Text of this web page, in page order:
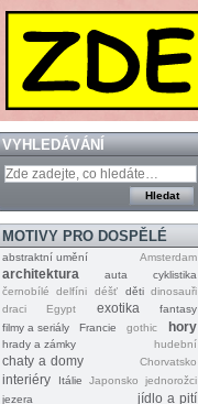
VYHLEDÁVÁNÍ
MOTIVY PRO DOSPĚLÉ
abstraktní umění Amsterdam
architektura auta
cyklistika
černobílé
delfíni déšť děti dinosauři
draci
Egypt exotika
fantasy
filmy a seriály
Francie gothic hory
hrady a zámky hudební
chaty a domy Chorvatsko
interiéry Itálie Japonsko
jednorožci
jezera
jídlo a pití